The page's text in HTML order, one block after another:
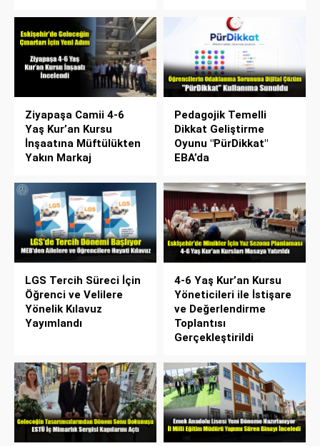
Ziyapaşa Camii 4-6
Yaş Kur’an Kursu
İnşaatına Müftülükten
Yakın Markaj
Pedagojik Temelli
Dikkat Geliştirme
Oyunu "PürDikkat"
EBA’da
LGS Tercih Süreci İçin
Öğrenci ve Velilere
Yönelik Kılavuz
Yayımlandı
4-6 Yaş Kur’an Kursu
Yöneticileri ile İstişare
ve Değerlendirme
Toplantısı
Gerçekleştirildi